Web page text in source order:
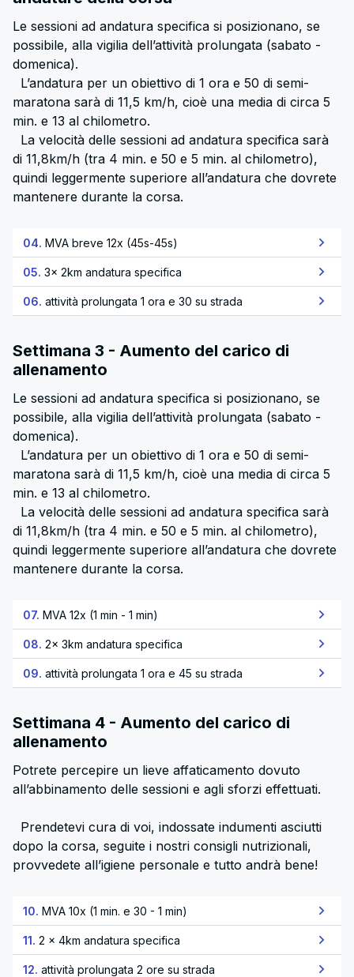
Le sessioni ad andatura specifica si posizionano, se
possibile, alla vigilia dell’attività prolungata (sabato -
domenica).
L’andatura per un obiettivo di 1 ora e 50 di semi-
maratona sarà di 11,5 km/h, cioè una media di circa 5
min. e 13 al chilometro.
La velocità delle sessioni ad andatura specifica sarà
di 11,8km/h (tra 4 min. e 50 e 5 min. al chilometro),
quindi leggermente superiore all’andatura che dovrete
mantenere durante la corsa.
04. MVA breve 12x (45s-45s)
05. 3x 2km andatura specifica
06. attività prolungata 1 ora e 30 su strada
Settimana 3 - Aumento del carico di
allenamento
Le sessioni ad andatura specifica si posizionano, se
possibile, alla vigilia dell’attività prolungata (sabato -
domenica).
L’andatura per un obiettivo di 1 ora e 50 di semi-
maratona sarà di 11,5 km/h, cioè una media di circa 5
min. e 13 al chilometro.
La velocità delle sessioni ad andatura specifica sarà
di 11,8km/h (tra 4 min. e 50 e 5 min. al chilometro),
quindi leggermente superiore all’andatura che dovrete
mantenere durante la corsa.
07. MVA 12x (1 min - 1 min)
08. 2x 3km andatura specifica
09. attività prolungata 1 ora e 45 su strada
Settimana 4 - Aumento del carico di
allenamento
Potrete percepire un lieve affaticamento dovuto
all’abbinamento delle sessioni e agli sforzi effettuati.
Prendetevi cura di voi, indossate indumenti asciutti
dopo la corsa, seguite i nostri consigli nutrizionali,
provvedete all’igiene personale e tutto andrà bene!
10. MVA 10x (1 min. e 30 - 1 min)
11. 2 x 4km andatura specifica
12. attività prolungata 2 ore su strada